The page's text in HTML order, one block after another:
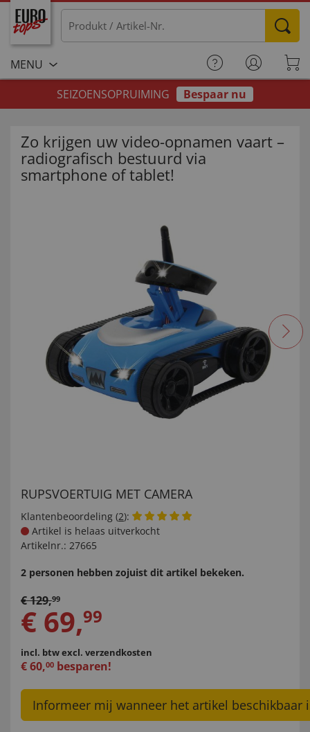
MENU
SEIZOENSOPRUIMING
Bespaar nu
Zo krijgen uw video-opnamen vaart –
radiografisch bestuurd via
smartphone of tablet!
RUPSVOERTUIG MET CAMERA
Klantenbeoordeling (2):
Artikel is helaas uitverkocht
Artikelnr.: 27665
2 personen hebben zojuist dit artikel bekeken.
€129,99
€ 69,99
incl. btwexcl. verzendkosten
€60,00 besparen!
Informeer mij wanneer het artikel beschikbaar